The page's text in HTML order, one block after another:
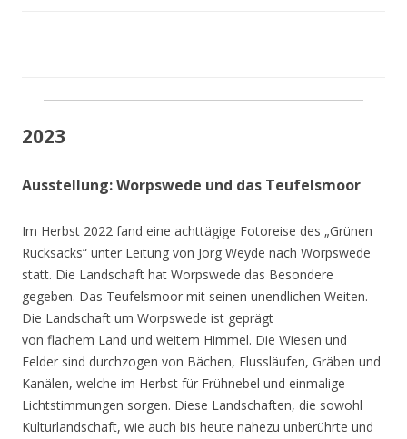
2023
Ausstellung: Worpswede und das Teufelsmoor
Im Herbst 2022 fand eine achttägige Fotoreise des „Grünen
Rucksacks“ unter Leitung von Jörg Weyde nach Worpswede
statt. Die Landschaft hat Worpswede das Besondere
gegeben. Das Teufelsmoor mit seinen unendlichen Weiten.
Die Landschaft um Worpswede ist geprägt
von flachem Land und weitem Himmel. Die Wiesen und
Felder sind durchzogen von Bächen, Flussläufen, Gräben und
Kanälen, welche im Herbst für Frühnebel und einmalige
Lichtstimmungen sorgen. Diese Landschaften, die sowohl
Kulturlandschaft, wie auch bis heute nahezu unberührte und